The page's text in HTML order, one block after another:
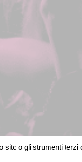
sito o gli strumenti terzi